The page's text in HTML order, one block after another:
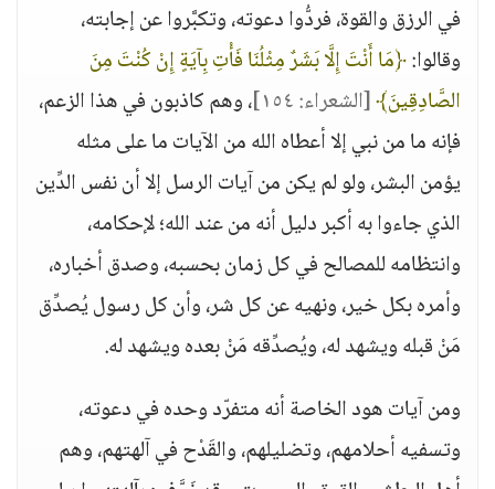
في الرزق والقوة، فردُّوا دعوته، وتكبَّروا عن إجابته،
وقالوا:﴿مَا أَنْتَ إِلَّا بَشَرٌ مِثْلُنَا فَأْتِ بِآيَةٍ إِنْ كُنْتَ مِنَ
الصَّادِقِينَ﴾[الشعراء: ١٥٤]
، وهم كاذبون في هذا الزعم،
فإنه ما من نبي إلا أعطاه الله من الآيات ما على مثله
يؤمن البشر، ولو لم يكن من آيات الرسل إلا أن نفس الدِّين
الذي جاءوا به أكبر دليل أنه من عند الله؛ لإحكامه،
وانتظامه للمصالح في كل زمان بحسبه، وصدق أخباره،
وأمره بكل خير، ونهيه عن كل شر، وأن كل رسول يُصدِّق
مَنْ قبله ويشهد له، ويُصدِّقه مَنْ بعده ويشهد له.
ومن آيات هود الخاصة أنه متفرّد وحده في دعوته،
وتسفيه أحلامهم، وتضليلهم، والقَدْح في آلهتهم، وهم